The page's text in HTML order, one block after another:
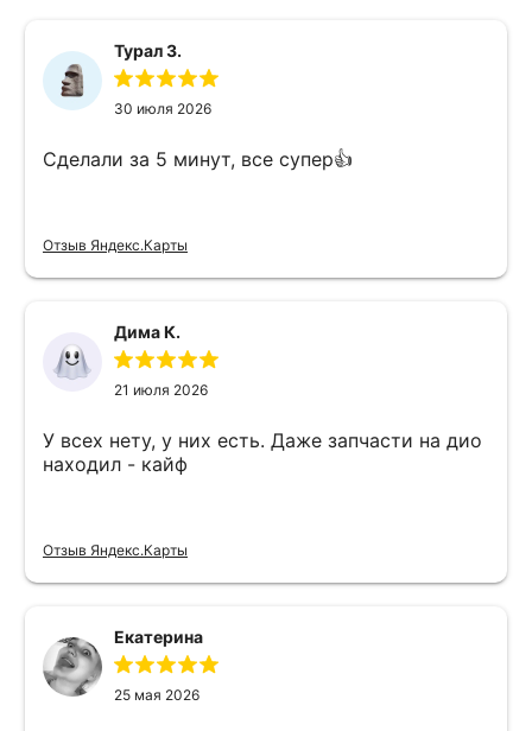
Турал З.
30 июля 2026
Сделали за 5 минут, все супер👍
Отзыв Яндекс.Карты
Дима К.
21 июля 2026
У всех нету, у них есть. Даже запчасти на дио
находил - кайф
Отзыв Яндекс.Карты
Екатерина
25 мая 2026